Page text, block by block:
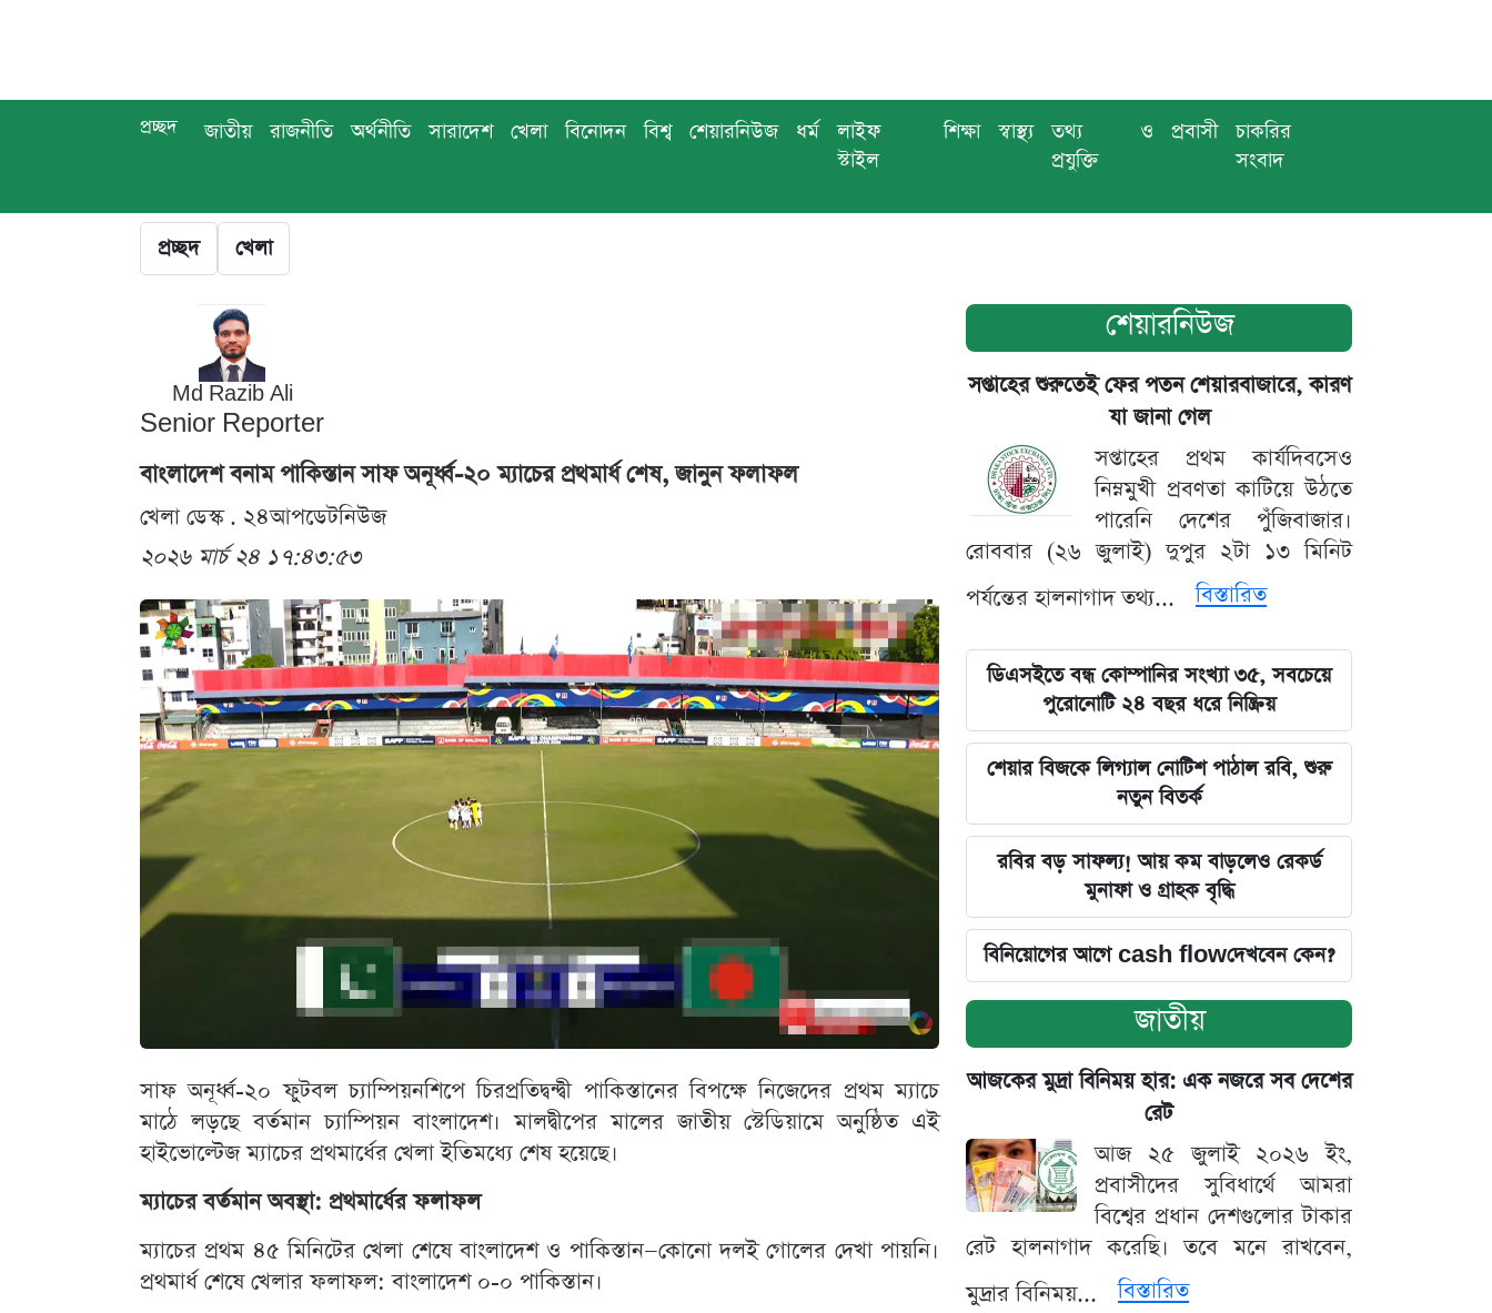
প্রচ্ছদ জাতীয় রাজনীতি অর্থনীতি সারাদেশ খেলা বিনোদন বিশ্ব শেয়ারনিউজ ধর্ম
লাইফ
স্টাইল
শিক্ষা স্বাস্থ্য
তথ্য ও
প্রযুক্তি
প্রবাসী
চাকরির
সংবাদ
প্রচ্ছদ খেলা
Md Razib Ali
Senior Reporter
বাংলাদেশ বনাম পাকিস্তান সাফ অনূর্ধ্ব-২০ ম্যাচের প্রথমার্ধ শেষ, জানুন ফলাফল
খেলা ডেস্ক . ২৪আপডেটনিউজ
২০২৬ মার্চ ২৪ ১৭:৪৩:৫৩
সাফ অনূর্ধ্ব-২০ ফুটবল চ্যাম্পিয়নশিপে চিরপ্রতিদ্বন্দ্বী পাকিস্তানের বিপক্ষে নিজেদের প্রথম ম্যাচে
মাঠে লড়ছে বর্তমান চ্যাম্পিয়ন বাংলাদেশ। মালদ্বীপের মালের জাতীয় স্টেডিয়ামে অনুষ্ঠিত এই
হাইভোল্টেজ ম্যাচের প্রথমার্ধের খেলা ইতিমধ্যে শেষ হয়েছে।
ম্যাচের বর্তমান অবস্থা: প্রথমার্ধের ফলাফল
ম্যাচের প্রথম ৪৫ মিনিটের খেলা শেষে বাংলাদেশ ও পাকিস্তান—কোনো দলই গোলের দেখা পায়নি।
প্রথমার্ধ শেষে খেলার ফলাফল: বাংলাদেশ ০-০ পাকিস্তান।
শেয়ারনিউজ
সপ্তাহের শুরুতেই ফের পতন শেয়ারবাজারে, কারণ
যা জানা গেল
সপ্তাহের প্রথম কার্যদিবসেও
নিম্নমুখী প্রবণতা কাটিয়ে উঠতে
পারেনি দেশের পুঁজিবাজার।
রোববার (২৬ জুলাই) দুপুর ২টা ১৩ মিনিট
পর্যন্তের হালনাগাদ তথ্য...
বিস্তারিত
ডিএসইতে বন্ধ কোম্পানির সংখ্যা ৩৫, সবচেয়ে
পুরোনোটি ২৪ বছর ধরে নিষ্ক্রিয়
শেয়ার বিজকে লিগ্যাল নোটিশ পাঠাল রবি, শুরু
নতুন বিতর্ক
রবির বড় সাফল্য! আয় কম বাড়লেও রেকর্ড
মুনাফা ও গ্রাহক বৃদ্ধি
বিনিয়োগের আগে cash flowদেখবেন কেন?
জাতীয়
আজকের মুদ্রা বিনিময় হার: এক নজরে সব দেশের
রেট
আজ ২৫ জুলাই ২০২৬ ইং,
প্রবাসীদের সুবিধার্থে আমরা
বিশ্বের প্রধান দেশগুলোর টাকার
রেট হালনাগাদ করেছি। তবে মনে রাখবেন,
মুদ্রার বিনিময়...
বিস্তারিত